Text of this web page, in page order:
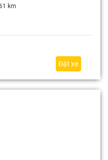
km
Đặt xe